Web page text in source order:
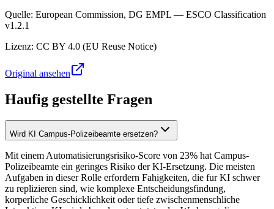
Quelle: European Commission, DG EMPL — ESCO Classification
v1.2.1
Lizenz: CC BY 4.0 (EU Reuse Notice)
Original ansehen
Haufig gestellte Fragen
Wird KI Campus-Polizeibeamte ersetzen?
Mit einem Automatisierungsrisiko-Score von 23% hat Campus-
Polizeibeamte ein geringes Risiko der KI-Ersetzung. Die meisten
Aufgaben in dieser Rolle erfordern Fahigkeiten, die fur KI schwer
zu replizieren sind, wie komplexe Entscheidungsfindung,
korperliche Geschicklichkeit oder tiefe zwischenmenschliche